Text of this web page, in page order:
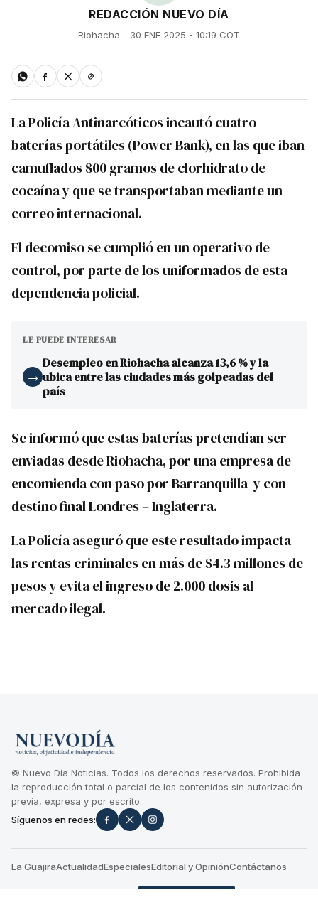
REDACCIÓN NUEVO DÍA
Riohacha - 30 ENE 2025 - 10:19 COT
La Policía Antinarcóticos incautó cuatro
baterías portátiles (Power Bank), en las que iban
camuflados 800 gramos de clorhidrato de
cocaína y que se transportaban mediante un
correo internacional.
El decomiso se cumplió en un operativo de
control, por parte de los uniformados de esta
dependencia policial.
LE PUEDE INTERESAR
→
Desempleo en Riohacha alcanza 13,6 % y la
ubica entre las ciudades más golpeadas del
país
Se informó que estas baterías pretendían ser
enviadas desde Riohacha, por una empresa de
encomienda con paso por Barranquilla y con
destino final Londres – Inglaterra.
La Policía aseguró que este resultado impacta
las rentas criminales en más de $4.3 millones de
pesos y evita el ingreso de 2.000 dosis al
mercado ilegal.
© Nuevo Día Noticias. Todos los derechos reservados. Prohibida
la reproducción total o parcial de los contenidos sin autorización
previa, expresa y por escrito.
Síguenos en redes:
La GuajiraActualidadEspecialesEditorial y OpiniónContáctanos